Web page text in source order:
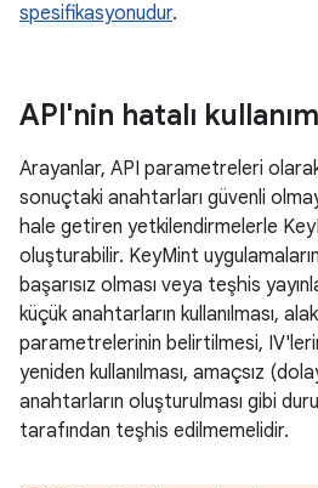
spesifikasyonudur.
API'nin hatalı
Arayanlar, API parametreleri
sonuçtaki anahtarları güvenli
hale getiren yetkilendirmelerle
oluşturabilir. KeyMint
başarısız olması veya teşhis
küçük anahtarların kullanılması,
parametrelerinin belirtilmesi,
yeniden kullanılması, amaçsız
anahtarların oluşturulması gibi
tarafından teşhis edilmemelidir.